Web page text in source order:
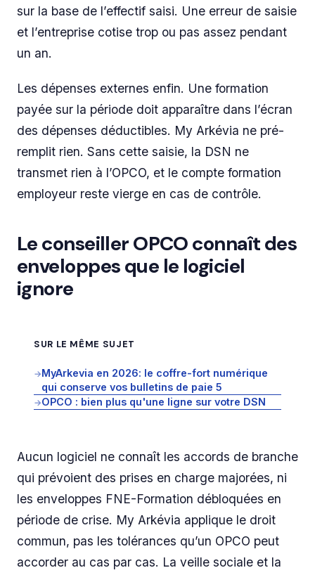
sur la base de l’effectif saisi. Une erreur de saisie
et l’entreprise cotise trop ou pas assez pendant
un an.
Les dépenses externes enfin. Une formation
payée sur la période doit apparaître dans l’écran
des dépenses déductibles. My Arkévia ne pré-
remplit rien. Sans cette saisie, la DSN ne
transmet rien à l’OPCO, et le compte formation
employeur reste vierge en cas de contrôle.
Le conseiller OPCO connaît des
enveloppes que le logiciel
ignore
SUR LE MÊME SUJET
→MyArkevia en 2026: le coffre-fort numérique
qui conserve vos bulletins de paie 5
→OPCO : bien plus qu'une ligne sur votre DSN
Aucun logiciel ne connaît les accords de branche
qui prévoient des prises en charge majorées, ni
les enveloppes FNE-Formation débloquées en
période de crise. My Arkévia applique le droit
commun, pas les tolérances qu’un OPCO peut
accorder au cas par cas. La veille sociale et la